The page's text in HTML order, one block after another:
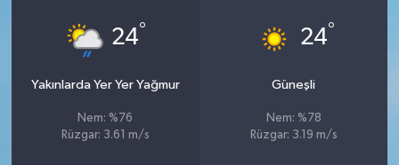
24°
Yakınlarda Yer Yer Yağmur
Nem: %76
Rüzgar: 3.61 m/s
24°
Güneşli
Nem: %78
Rüzgar: 3.19 m/s